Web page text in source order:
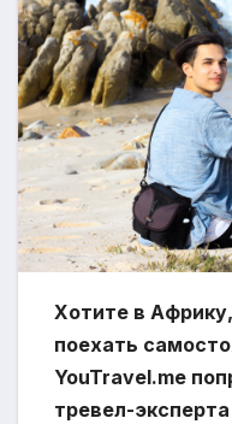
Хотите в
поехать
YouTravel.me
тревел-